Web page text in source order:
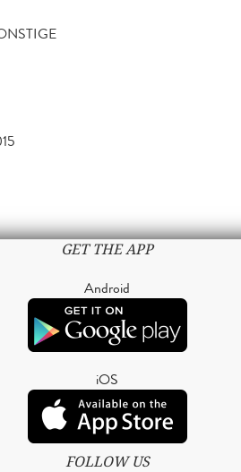
GET THE APP
Android
iOS
FOLLOW US